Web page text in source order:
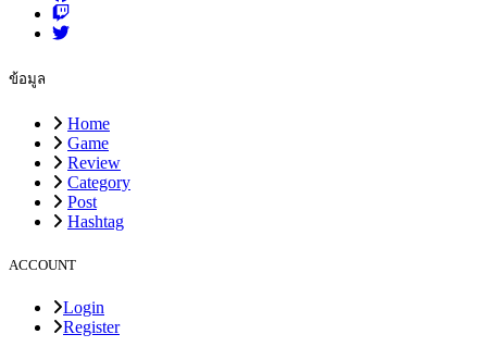
ข้อมูล
Home
Game
Review
Category
Post
Hashtag
ACCOUNT
Login
Register